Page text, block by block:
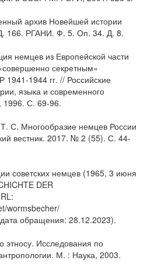
архив Новейшей истории
166. РГАНИ. Ф. 5. Оп. 34. Д. 8.
немцев из Европейской части
секретным»
1944 гг. // Российские
языка и современного
1996. С. 69-96.
С. Многообразие немцев России
вестник. 2017. № 2 (55). С. 44-
советских немцев (1965, 3 июня
DER
wormsbecher/
обращения: 28.12.2023).
этносу. Исследования по
М. : Наука, 2003.